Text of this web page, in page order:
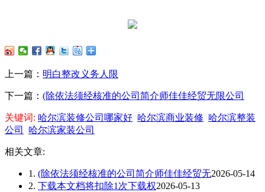
上一篇： 明白整改义务人限
下一篇： (除依法须经核准的公司简介师佳佳经贸无限公司
关键词: 哈尔滨装修公司哪家好 哈尔滨商业装修 哈尔滨整装
公司
哈尔滨家装公司
相关文章:
1. (除依法须经核准的公司简介师佳佳经贸无2026-05-14
2. 下载本文档将扣除1次下载权2026-05-13